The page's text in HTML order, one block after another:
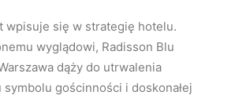
wpisuje się w strategię hotelu.
wyglądowi, Radisson Blu
dąży do utrwalenia
gościnności i doskonałej